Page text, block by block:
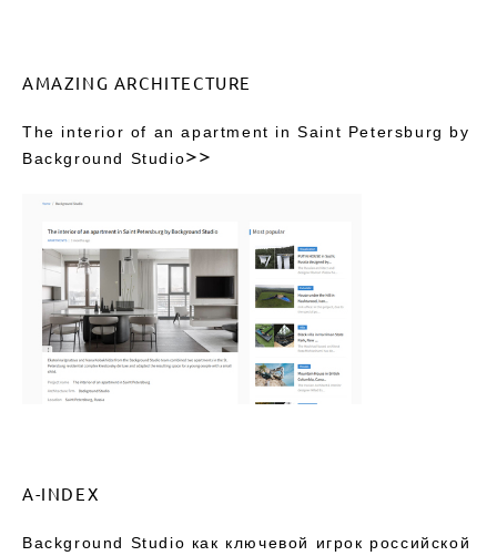
AMAZING ARCHITECTURE
The interior of an apartment in Saint Petersburg by
Background Studio>>
A-INDEX
Background Studio как ключевой игрок российской